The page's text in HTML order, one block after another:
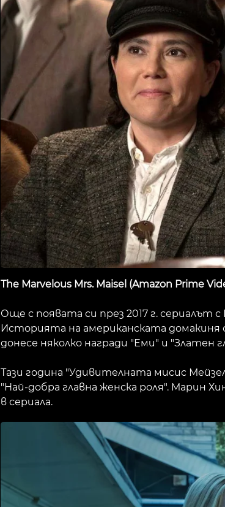
The Marvelous Mrs. Maisel (Amazon Prime
Още с появата си през 2017 г. сериалът
Историята на американската
донесе няколко награди "Еми" и "Златен
Тази година "Удивителната мисис
"Най-добра главна женска роля". Марин
в сериала.